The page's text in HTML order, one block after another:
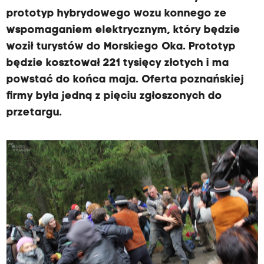
prototyp hybrydowego wozu konnego ze
wspomaganiem elektrycznym, który będzie
woził turystów do Morskiego Oka. Prototyp
będzie kosztował 221 tysięcy złotych i ma
powstać do końca maja. Oferta poznańskiej
firmy była jedną z pięciu zgłoszonych do
przetargu.